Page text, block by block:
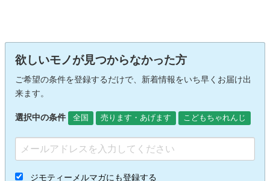
欲しいモノが見つからなかった方
ご希望の条件を登録するだけで、新着情報をいち早くお届け出
来ます。
選択中の条件 全国 売ります・あげます こどもちゃれんじ
ジモティーメルマガにも登録する